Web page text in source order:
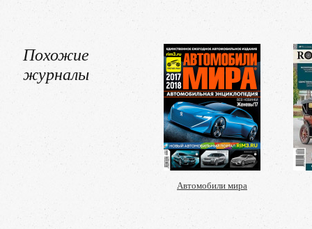
Похожие
журналы
Автомобили мира